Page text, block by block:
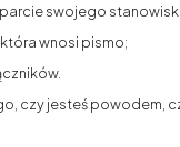
swojego
wnosi pismo;
czy jesteś powodem,